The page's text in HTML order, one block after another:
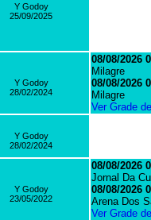
Y Godoy
25/09/2025
Y Godoy
28/02/2024
08/08/2026
Milagre
08/08/2026
Milagre
Ver Grade
Y Godoy
28/02/2024
Y Godoy
23/05/2022
08/08/2026
Jornal Da
08/08/2026
Arena Dos
Ver Grade